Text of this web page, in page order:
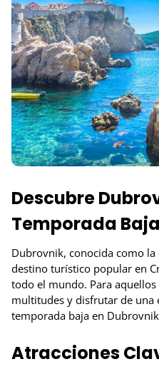
Descubre
Temporada Baja
Dubrovnik, conocida como la
destino turístico popular en
todo el mundo. Para
multitudes y disfrutar de una
temporada baja en
Atracciones